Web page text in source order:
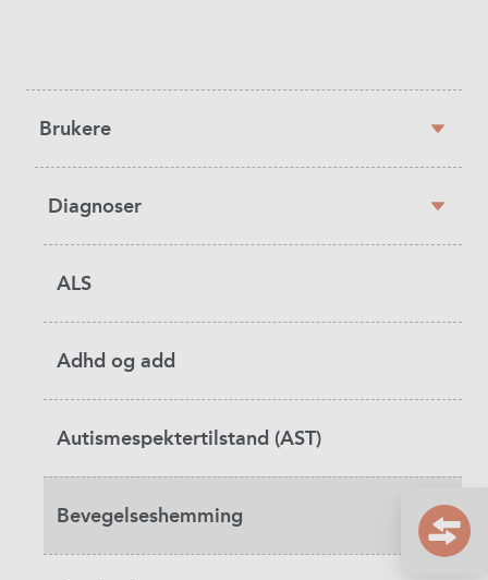
navigation
Brukere
Diagnoser
ALS
Adhd og add
Autismespektertilstand (AST)
Bevegelseshemming